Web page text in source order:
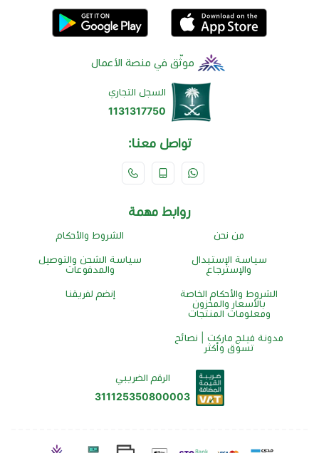
موثّق في منصة الأعمال
السجل التجاري
1131317750
تواصل معنا:
روابط مهمة
من نحن الشروط والأحكام
سياسة الإستبدال
والإسترجاع
سياسة الشحن والتوصيل
والمدفوعات
الشروط والأحكام الخاصة
بالأسعار والمخزون
ومعلومات المنتجات
إنضم لفريقنا
مدونة فيلج ماركت | نصائح
تسوق وأكثر
الرقم الضريبي
311125350800003